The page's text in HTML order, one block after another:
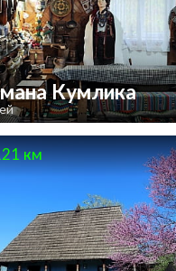
Кумлика
км